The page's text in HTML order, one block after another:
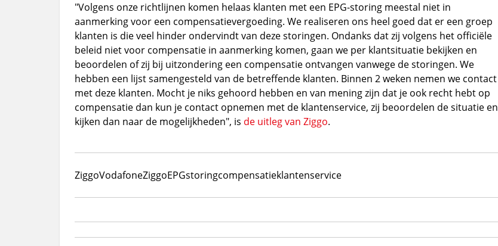
"Volgens onze richtlijnen komen helaas klanten met een EPG-storing meestal niet in
aanmerking voor een compensatievergoeding. We realiseren ons heel goed dat er een groep
klanten is die veel hinder ondervindt van deze storingen. Ondanks dat zij volgens het officiële
beleid niet voor compensatie in aanmerking komen, gaan we per klantsituatie bekijken en
beoordelen of zij bij uitzondering een compensatie ontvangen vanwege de storingen. We
hebben een lijst samengesteld van de betreffende klanten. Binnen 2 weken nemen we contact
met deze klanten. Mocht je niks gehoord hebben en van mening zijn dat je ook recht hebt op
compensatie dan kun je contact opnemen met de klantenservice, zij beoordelen de situatie en
kijken dan naar de mogelijkheden", is de uitleg van Ziggo.
ZiggoVodafoneZiggoEPGstoringcompensatieklantenservice